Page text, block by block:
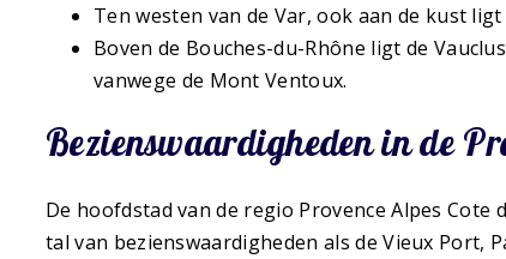
Ten westen van de Var, ook aan de kust
Boven de Bouches-du-Rhône ligt de
vanwege de Mont Ventoux.
Bezienswaardigheden in de
De hoofdstad van de regio Provence Alpes Cote
tal van bezienswaardigheden als de Vieux Port,